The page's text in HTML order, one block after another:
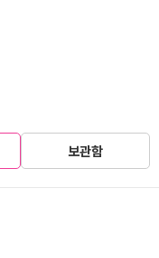
보관함